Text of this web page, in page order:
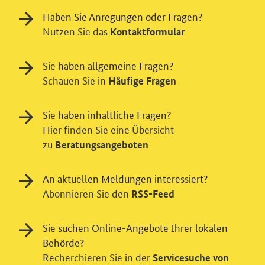
Einwilligung in Tracking und / oder
Wir bitten Sie an dieser Stelle um Ihre Einwilligung für
verschiedene Zusatzdienste unserer Webseite: Wir
datenschutzfreundlicher Statistiken verstehen, um
unsere Öffentlichkeitsarbeit zu verbessern. Zusätzlich
können Sie in die Nutzung eines Videodienstes
Haben Sie Anregungen oder Fragen?
Nutzen Sie das Kontaktformular
Sie haben allgemeine Fragen?
Schauen Sie in Häufige Fragen
Sie haben inhaltliche Fragen?
Hier finden Sie eine Übersicht
zu Beratungsangeboten
An aktuellen Meldungen interessiert?
Abonnieren Sie den RSS-Feed
Sie suchen Online-Angebote Ihrer lokalen
Behörde?
Recherchieren Sie in der Servicesuche von